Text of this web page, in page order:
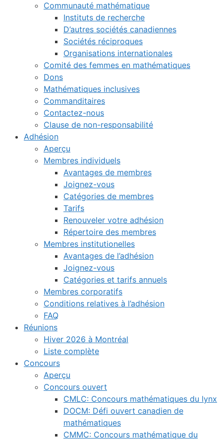
Communauté mathématique
Instituts de recherche
D’autres sociétés canadiennes
Sociétés réciproques
Organisations internationales
Comité des femmes en mathématiques
Dons
Mathématiques inclusives
Commanditaires
Contactez-nous
Clause de non-responsabilité
Adhésion
Aperçu
Membres individuels
Avantages de membres
Joignez-vous
Catégories de membres
Tarifs
Renouveler votre adhésion
Répertoire des membres
Membres institutionelles
Avantages de l’adhésion
Joignez-vous
Catégories et tarifs annuels
Membres corporatifs
Conditions relatives à l’adhésion
FAQ
Réunions
Hiver 2026 à Montréal
Liste complète
Concours
Aperçu
Concours ouvert
CMLC: Concours mathématiques du lynx
DOCM: Défi ouvert canadien de
mathématiques
CMMC: Concours mathématique du